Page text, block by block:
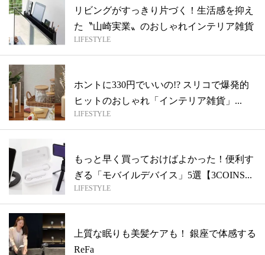
リビングがすっきり片づく！生活感を抑え
た〝山崎実業〟のおしゃれインテリア雑貨
LIFESTYLE
ホントに330円でいいの!? スリコで爆発的
ヒットのおしゃれ「インテリア雑貨」...
LIFESTYLE
もっと早く買っておけばよかった！便利す
ぎる「モバイルデバイス」5選【3COINS...
LIFESTYLE
上質な眠りも美髪ケアも！ 銀座で体感する
ReFa